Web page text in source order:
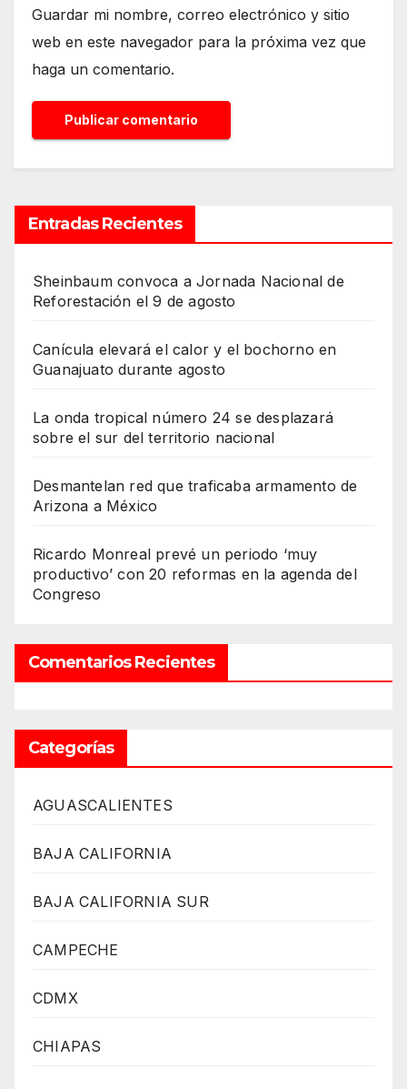
Guardar mi nombre, correo electrónico y sitio
web en este navegador para la próxima vez que
haga un comentario.
Entradas Recientes
Sheinbaum convoca a Jornada Nacional de
Reforestación el 9 de agosto
Canícula elevará el calor y el bochorno en
Guanajuato durante agosto
La onda tropical número 24 se desplazará
sobre el sur del territorio nacional
Desmantelan red que traficaba armamento de
Arizona a México
Ricardo Monreal prevé un periodo ‘muy
productivo’ con 20 reformas en la agenda del
Congreso
Comentarios Recientes
Categorías
AGUASCALIENTES
BAJA CALIFORNIA
BAJA CALIFORNIA SUR
CAMPECHE
CDMX
CHIAPAS